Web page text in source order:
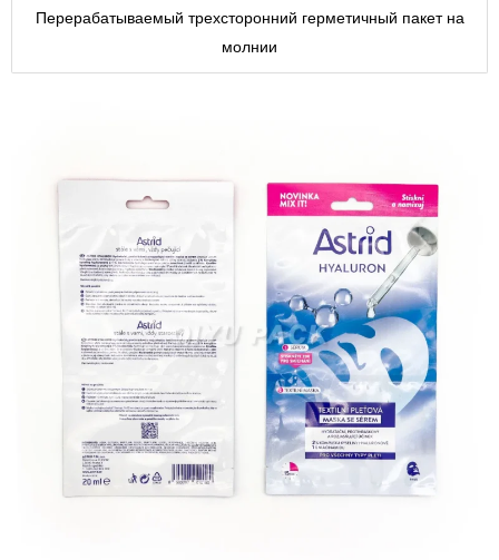
Перерабатываемый трехсторонний герметичный пакет на
молнии